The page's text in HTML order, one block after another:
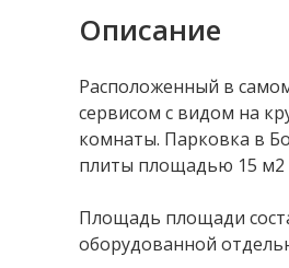
Описание
Расположенный в
сервисом с видом на
комнаты. Парковка в
плиты площадью 15 м2
Площадь площади
оборудованной